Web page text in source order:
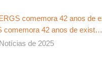
comemora 42 anos de exist…
de 2025